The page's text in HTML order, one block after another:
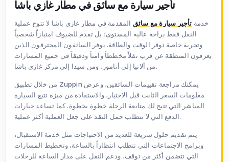
تأجير سيارة مع سائق في مطار غازي باشا
خدمة تأجير سيارة مع سائق المقدمة في مطار غازي باشا لا تتوج عملية
النقل فقط براحة عالية المستوى؛ بل تقدم للضيوف امتيازاً شخصياً
وتجربة خاصة توفر الوقت والطاقة. يوفر السائقون المحترفون الذين
يعرفون المنطقة عن قرب نقلاً مخططاً وآمناً ودقيقاً في جميع المسارات
من ألانيا إلى أنامور، ومن سيدا إلى مركز غازي باشا.
من خلال تطبيق Zuppin يمكنك مراجعة تقييمات السائقين، وعرض
معلومات السعر الثابت قبل الاختيار، والاستفادة من ميزة تتبع السيارة
المباشر التي تتيح لك متابعة الرحلة خطوة بخطوة. كما تساعد خيارات
الدفع التي لا تتطلب حمل النقد على جعل العملية أكثر عملية.
يتم تقديم حلول سريعة للعديد من الاحتياجات مثل خدمة الاستقبال،
وبرامج الاجتماعات التي تتطلب انتظاراً بالساعة، وتخطيط المسارات
التي تتضمن أكثر من توقف، ودعم النقل على مدار الساعة للرحلات